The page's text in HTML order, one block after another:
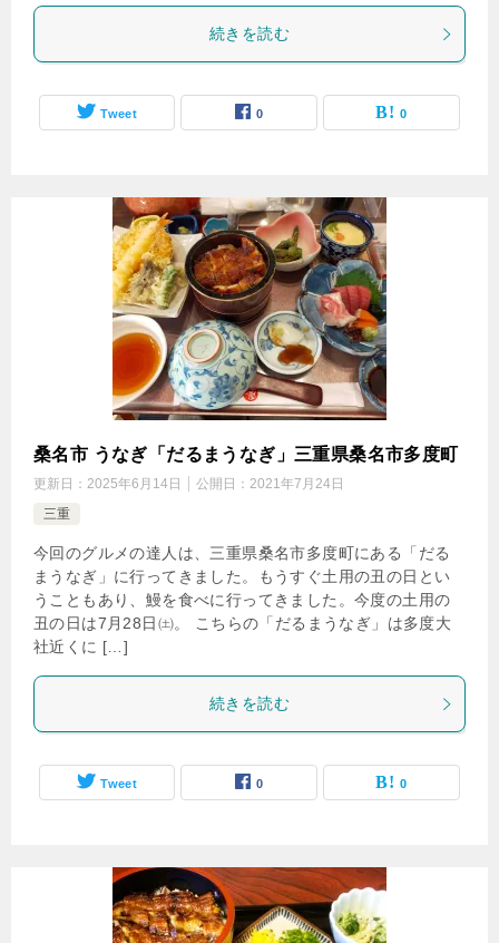
続きを読む
Tweet 0 0
桑名市 うなぎ「だるまうなぎ」三重県桑名市多度町
更新日： 2025年6月14日 公開日： 2021年7月24日
三重
今回のグルメの達人は、三重県桑名市多度町にある「だる
まうなぎ」に行ってきました。もうすぐ土用の丑の日とい
うこともあり、鰻を食べに行ってきました。今度の土用の
丑の日は7月28日㈯。 こちらの「だるまうなぎ」は多度大
社近くに […]
続きを読む
Tweet 0 0